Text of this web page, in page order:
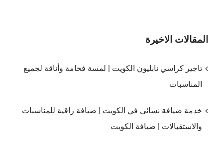
المقالات الاخيرة
تاجير كراسي نابليون الكويت | لمسة فخامة وأناقة لجميع
المناسبات
خدمة ضيافة نسائي في الكويت | ضيافة راقية للمناسبات
والاستقبالات | ضيافة الكويت